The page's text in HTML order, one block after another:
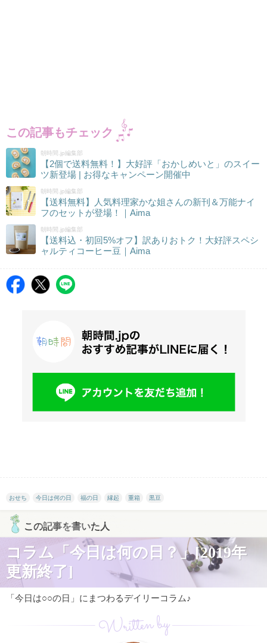
この記事もチェック
朝時間.jp編集部
【2個で送料無料！】大好評「おかしめいと」のスイー
ツ新登場 | お得なキャンペーン開催中
朝時間.jp編集部
【送料無料】人気料理家かな姐さんの新刊＆万能ナイ
フのセットが登場！｜Aima
朝時間.jp編集部
【送料込・初回5%オフ】訳ありおトク！大好評スペシ
ャルティコーヒー豆｜Aima
おせち 今日は何の日 福の日 縁起 重箱 黒豆
この記事を書いた人
コラム「今日は何の日？」[2019年
更新終了]
「今日は○○の日」にまつわるデイリーコラム♪
Written by